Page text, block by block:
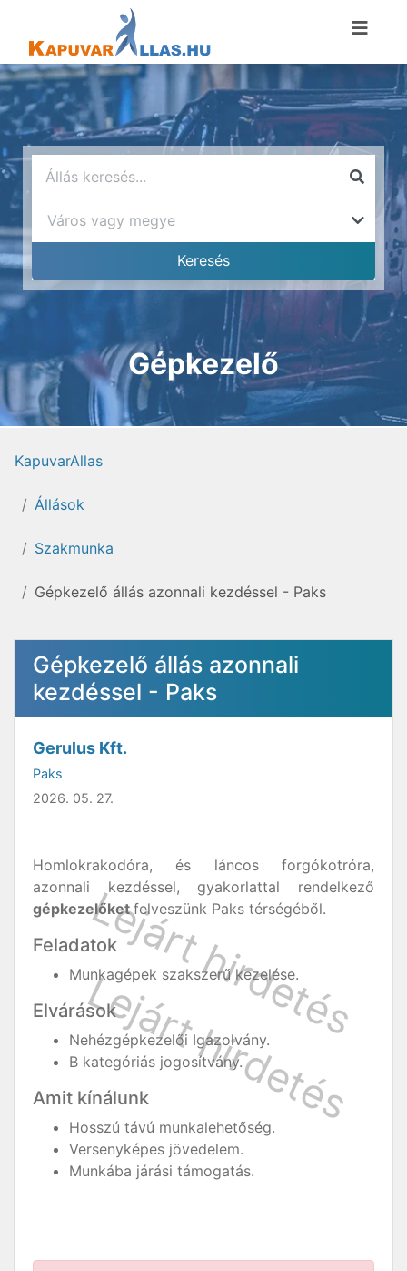
Gépkezelő
KapuvarAllas
Állások
Szakmunka
Gépkezelő állás azonnali kezdéssel - Paks
Gépkezelő állás azonnali
kezdéssel - Paks
Gerulus Kft.
Paks
2026. 05. 27.
Homlokrakodóra, és láncos forgókotróra,
azonnali kezdéssel, gyakorlattal rendelkező
gépkezelőketfelveszünk Paks térségéből.
Feladatok
Munkagépek szakszerű kezelése.
Elvárások
Nehézgépkezelői Igazolvány.
B kategóriás jogosítvány.
Amit kínálunk
Hosszú távú munkalehetőség.
Versenyképes jövedelem.
Munkába járási támogatás.